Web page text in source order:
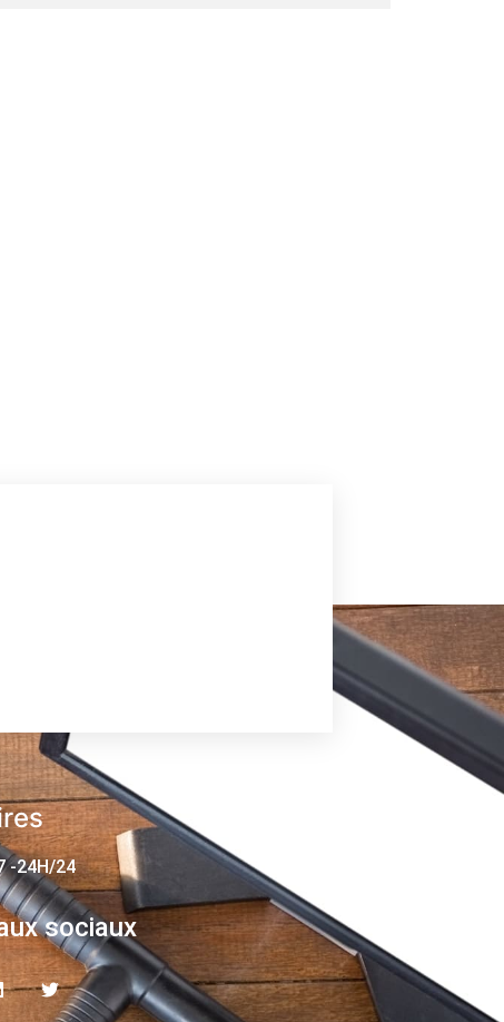
-24H/24
sociaux